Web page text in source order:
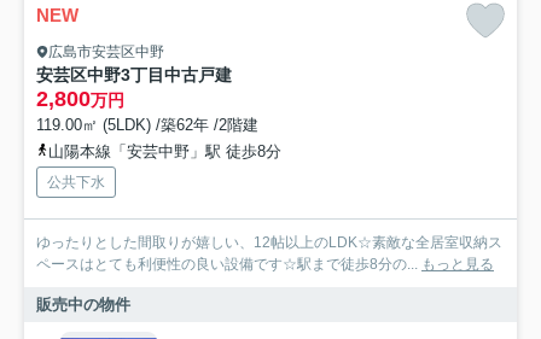
NEW
広島市安芸区中野
安芸区中野3丁目中古戸建
2,800万円
119.00㎡ (5LDK) /築62年 /2階建
山陽本線「安芸中野」駅 徒歩8分
公共下水
ゆったりとした間取りが嬉しい、12帖以上のLDK☆素敵な全居室収納ス
ペースはとても利便性の良い設備です☆駅まで徒歩8分の... もっと見る
販売中の物件